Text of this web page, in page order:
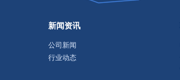
新闻资讯
公司新闻
行业动态